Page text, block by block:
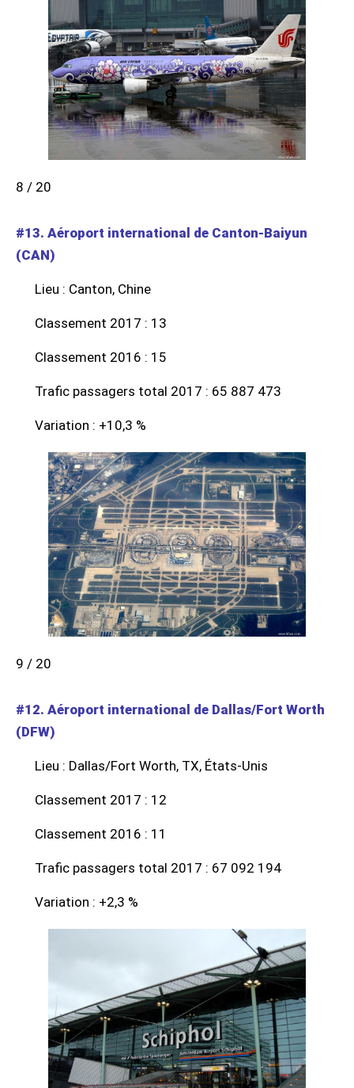
8 / 20
#13. Aéroport international de Canton-Baiyun
(CAN)
Lieu : Canton, Chine
Classement 2017 : 13
Classement 2016 : 15
Trafic passagers total 2017 : 65 887 473
Variation : +10,3 %
9 / 20
#12. Aéroport international de Dallas/Fort Worth
(DFW)
Lieu : Dallas/Fort Worth, TX, États-Unis
Classement 2017 : 12
Classement 2016 : 11
Trafic passagers total 2017 : 67 092 194
Variation : +2,3 %